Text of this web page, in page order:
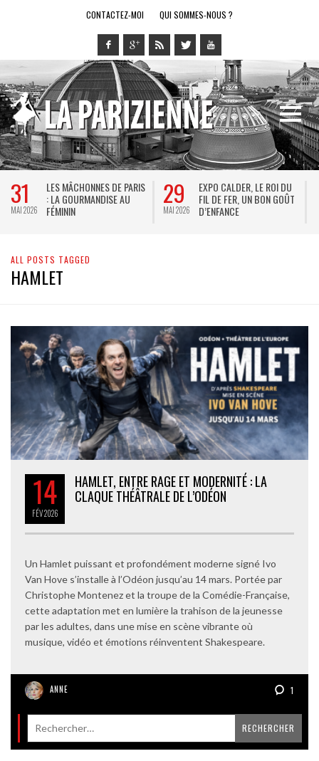
CONTACTEZ-MOI QUI SOMMES-NOUS ?
31
MAI 2026
LES MÂCHONNES DE PARIS
: LA GOURMANDISE AU
FÉMININ
29
MAI 2026
EXPO CALDER, LE ROI DU
FIL DE FER, UN BON GOÛT
D’ENFANCE
ALL POSTS TAGGED
HAMLET
14
FÉV2026
HAMLET, ENTRE RAGE ET MODERNITÉ : LA
CLAQUE THÉÂTRALE DE L’ODÉON
Un Hamlet puissant et profondément moderne signé Ivo
Van Hove s’installe à l’Odéon jusqu’au 14 mars. Portée par
Christophe Montenez et la troupe de la Comédie-Française,
cette adaptation met en lumière la trahison de la jeunesse
par les adultes, dans une mise en scène vibrante où
musique, vidéo et émotions réinventent Shakespeare.
ANNE 1